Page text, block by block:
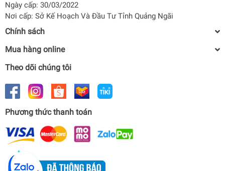
Ngày cấp: 30/03/2022
Nơi cấp: Sở Kế Hoạch Và Đầu Tư Tỉnh Quảng Ngãi
Chính sách
Mua hàng online
Theo dõi chúng tôi
Phương thức thanh toán